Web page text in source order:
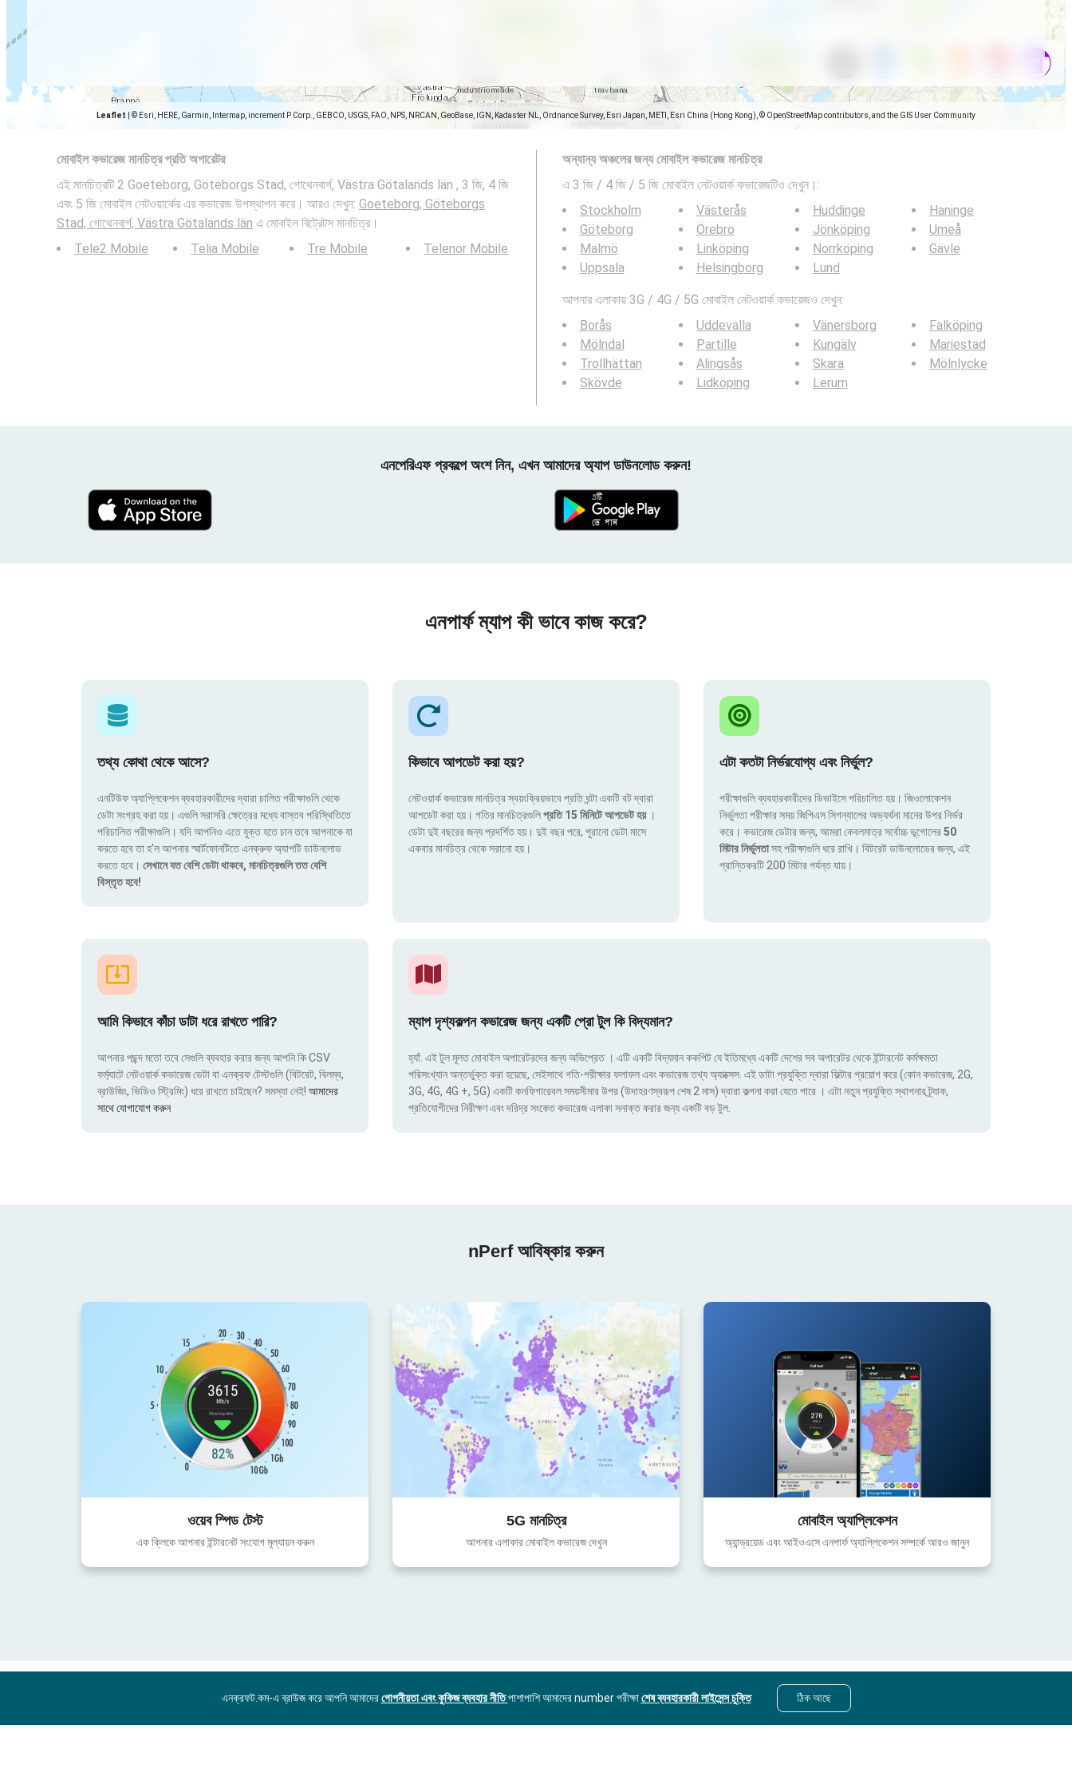
Leaflet © Esri, HERE, Garmin, Intermap, increment P Corp., GEBCO, USGS, FAO, NPS, NRCAN, GeoBase, IGN, Kadaster NL, Ordnance Survey, Esri Japan, METI, Esri China (Hong Kong), © OpenStreetMap contributors, and the GIS User Community
মোবাইল কভারেজ মানচিত্র প্রতি অপারেটর
এই মানচিত্রটি 2 Goeteborg, Göteborgs Stad, গোথেনবার্গ, Västra Götalands län , 3 জি, 4 জি
এবং 5 জি মোবাইল নেটওয়ার্কের এর কভারেজ উপস্থাপন করে। আরও দেখুন: Goeteborg, Göteborgs
Stad, গোথেনবার্গ, Västra Götalands län এ মোবাইল বিট্রেটস মানচিত্র।
Tele2 Mobile
Telia Mobile Tre Mobile Telenor Mobile
অন্যান্য অঞ্চলের জন্য মোবাইল কভারেজ মানচিত্র
এ 3 জি / 4 জি / 5 জি মোবাইল নেটওয়ার্ক কভারেজটিও দেখুন।:
Stockholm
Göteborg
Malmö
Uppsala
Västerås
Örebro
Linköping
Helsingborg
Huddinge
Jönköping
Norrköping
Lund
Haninge
Umeå
Gävle
আপনার এলাকায় 3G / 4G / 5G মোবাইল নেটওয়ার্ক কভারেজও দেখুন:
Borås
Mölndal
Trollhättan
Skövde
Uddevalla
Partille
Alingsås
Lidköping
Vänersborg
Kungälv
Skara
Lerum
Falköping
Mariestad
Mölnlycke
এনপেরিএফ প্রকল্পে অংশ নিন, এখন আমাদের অ্যাপ ডাউনলোড করুন!
এনপার্ফ ম্যাপ কী ভাবে কাজ করে?
তথ্য কোথা থেকে আসে?
এনটিউফ অ্যাপ্লিকেশন ব্যবহারকারীদের দ্বারা চালিত পরীক্ষাগুলি থেকে
ডেটা সংগ্রহ করা হয়। এগুলি সরাসরি ক্ষেত্রের মধ্যে বাস্তব পরিস্থিতিতে
পরিচালিত পরীক্ষাগুলি। যদি আপনিও এতে যুক্ত হতে চান তবে আপনাকে যা
করতে হবে তা হ'ল আপনার স্মার্টফোনটিতে এনক্রুফ অ্যাপটি ডাউনলোড
করতে হবে। সেখানে যত বেশি ডেটা থাকবে, মানচিত্রগুলি তত বেশি
বিস্তৃত হবে!
কিভাবে আপডেট করা হয়?
নেটওয়ার্ক কভারেজ মানচিত্র স্বয়ংক্রিয়ভাবে প্রতি ঘন্টা একটি বট দ্বারা
আপডেট করা হয়। গতির মানচিত্রগুলিপ্রতি 15 মিনিটে আপডেট হয় ।
ডেটা দুই বছরের জন্য প্রদর্শিত হয়। দুই বছর পরে, পুরানো ডেটা মাসে
একবার মানচিত্র থেকে সরানো হয়।
এটা কতটা নির্ভরযোগ্য এবং নির্ভুল?
পরীক্ষাগুলি ব্যবহারকারীদের ডিভাইসে পরিচালিত হয়। জিওলোকেশন
নির্ভুলতা পরীক্ষার সময় জিপিএস সিগন্যালের অভ্যর্থনা মানের উপর নির্ভর
করে। কভারেজ ডেটার জন্য, আমরা কেবলমাত্র সর্বোচ্চ ভূগোলের50
মিটার নির্ভুলতাসহ পরীক্ষাগুলি ধরে রাখি। বিটরেট ডাউনলোডের জন্য, এই
প্রান্তিকরটি 200 মিটার পর্যন্ত যায়।
আমি কিভাবে কাঁচা ডাটা ধরে রাখতে পারি?
আপনার পছন্দ মতো তবে সেগুলি ব্যবহার করার জন্য আপনি কি CSV
ফর্ম্যাটে নেটওয়ার্ক কভারেজ ডেটা বা এনক্রফ টেস্টগুলি (বিটরেট, বিলম্ব,
ব্রাউজিং, ভিডিও স্ট্রিমিং) ধরে রাখতে চাইছেন? সমস্যা নেই! আমাদের
সাথে যোগাযোগ করুন
ম্যাপ দৃশ্যকল্পন কভারেজ জন্য একটি প্রো টুল কি বিদ্যমান?
হ্যাঁ. এই টুল মূলত মোবাইল অপারেটরদের জন্য অভিপ্রেত । এটি একটি বিদ্যমান ককপিট যে ইতিমধ্যে একটি দেশের সব অপারেটর থেকে ইন্টারনেট কর্মক্ষমতা
পরিসংখ্যান অন্তর্ভুক্ত করা হয়েছে, সেইসাথে গতি-পরীক্ষার ফলাফল এবং কভারেজ তথ্য অ্যাক্সেস. এই ডাটা প্রযুক্তি দ্বারা ফিল্টার প্রয়োগ করে (কোন কভারেজ, 2G,
3G, 4G, 4G +, 5G) একটি কনফিগারেবল সময়সীমার উপর (উদাহরণস্বরূপ শেষ 2 মাস) দ্বারা কল্পনা করা যেতে পারে । এটা নতুন প্রযুক্তি স্থাপনার ট্র্যাক,
প্রতিযোগীদের নিরীক্ষণ এবং দরিদ্র সংকেত কভারেজ এলাকা সনাক্ত করার জন্য একটি বড় টুল.
nPerf আবিষ্কার করুন
ওয়েব স্পিড টেস্ট
এক ক্লিকে আপনার ইন্টারনেট সংযোগ মূল্যায়ন করুন
5G মানচিত্র
আপনার এলাকার মোবাইল কভারেজ দেখুন
মোবাইল অ্যাপ্লিকেশন
অ্যান্ড্রয়েড এবং আইওএসে এনপার্ফ অ্যাপ্লিকেশন সম্পর্কে আরও জানুন
এনক্রফট.কম-এ ব্রাউজ করে আপনি আমাদেরগোপনীয়তা এবং কুকিজ ব্যবহার নীতিপাশাপাশি আমাদের number পরীক্ষাশেষ ব্যবহারকারী লাইসেন্স চুক্তি ঠিক আছে